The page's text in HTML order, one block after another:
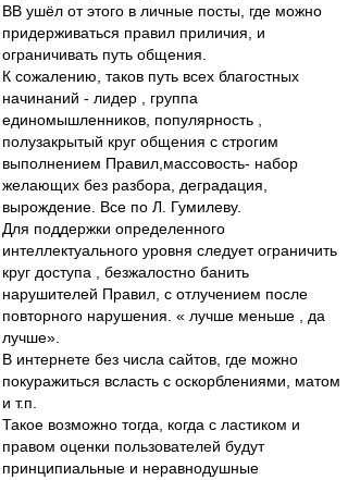
ВВ ушёл от этого в личные посты, где можно
придерживаться правил приличия, и
ограничивать путь общения.
К сожалению, таков путь всех благостных
начинаний - лидер , группа
единомышленников, популярность ,
полузакрытый круг общения с строгим
выполнением Правил,массовость- набор
желающих без разбора, деградация,
вырождение. Все по Л. Гумилеву.
Для поддержки определенного
интеллектуального уровня следует ограничить
круг доступа , безжалостно банить
нарушителей Правил, с отлучением после
повторного нарушения. « лучше меньше , да
лучше».
В интернете без числа сайтов, где можно
покуражиться всласть с оскорблениями, матом
и т.п.
Такое возможно тогда, когда с ластиком и
правом оценки пользователей будут
принципиальные и неравнодушные